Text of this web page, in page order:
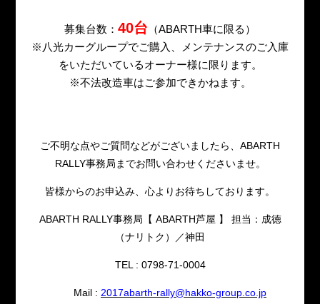
募集台数： 40台 （ABARTH車に限る）
※八光カーグループでご購入、メンテナンスのご入庫
をいただいているオーナー様に限ります。
※不法改造車はご参加できかねます。
ご不明な点やご質問などがございましたら、ABARTH
RALLY事務局までお問い合わせくださいませ。
皆様からのお申込み、心よりお待ちしております。
ABARTH RALLY事務局【 ABARTH芦屋 】 担当：成徳
（ナリトク）／神田
TEL : 0798-71-0004
Mail : 2017abarth-rally@hakko-group.co.jp